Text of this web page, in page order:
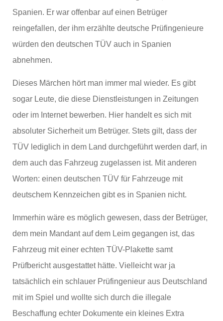
Spanien. Er war offenbar auf einen Betrüger
reingefallen, der ihm erzählte deutsche Prüfingenieure
würden den deutschen TÜV auch in Spanien
abnehmen.
Dieses Märchen hört man immer mal wieder. Es gibt
sogar Leute, die diese Dienstleistungen in Zeitungen
oder im Internet bewerben. Hier handelt es sich mit
absoluter Sicherheit um Betrüger. Stets gilt, dass der
TÜV lediglich in dem Land durchgeführt werden darf, in
dem auch das Fahrzeug zugelassen ist. Mit anderen
Worten: einen deutschen TÜV für Fahrzeuge mit
deutschem Kennzeichen gibt es in Spanien nicht.
Immerhin wäre es möglich gewesen, dass der Betrüger,
dem mein Mandant auf dem Leim gegangen ist, das
Fahrzeug mit einer echten TÜV-Plakette samt
Prüfbericht ausgestattet hätte. Vielleicht war ja
tatsächlich ein schlauer Prüfingenieur aus Deutschland
mit im Spiel und wollte sich durch die illegale
Beschaffung echter Dokumente ein kleines Extra